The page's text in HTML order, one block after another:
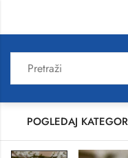
POGLEDAJ
Home»Shop»